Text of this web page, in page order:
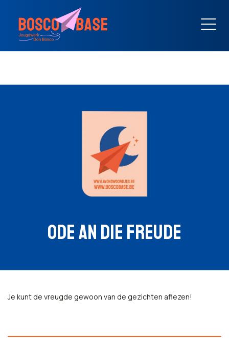
ODE AN DIE FREUDE
Je kunt de vreugde gewoon van de gezichten aflezen!